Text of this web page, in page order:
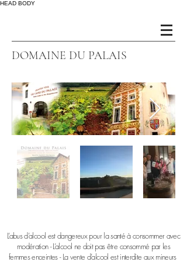
HEAD BODY
DOMAINE DU PALAIS
L’abus d’alcool est dangereux pour la santé à consommer avec
modération - L’alcool ne doit pas être consommé par les
femmes enceintes - La vente d’alcool est interdite aux mineurs